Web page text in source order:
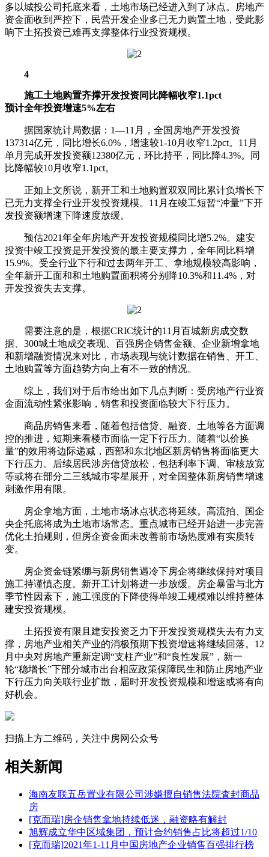
多以城投公司托底来看，土地市场已经进入到了冰点。房地产
资金面收到严控下，民营开发企业多已无力购置土地，受此影
响下土拓投资已难再支撑整体行业投资规模。
4
施工土地购置齐撑开发投资同比降幅收窄1.1pct
预计全年投资增速5%左右
据国家统计局数据：1—11月，全国房地产开发投资
137314亿元，同比增长6.0%，增速较1-10月收窄1.2pct。11月
单月完成开发投资额12380亿元，环比持平，同比降4.3%。同
比降幅较10月收窄1.1pct。
正如上文所说，新开工和土地购置双双同比累计负增长下
已无力支撑全行业开发投资规模。11月在竣工短暂“冲量”下开
发投资额增速下降速度放缓。
预估2021年全年房地产开发投资规模同比增5.2%。建安
投资中竣工投资是开发投资的最主要支撑力，全年同比料增
15.9%。受全行业下行和过去两年开工、拿地规模较高影响，
全年新开工面和和土地购置面积将分别降10.3%和11.4%，对
开发投资失去支撑。
需要注意的是，根据CRIC统计的11月百城新房成交数
据、300城土地成交表现、百强房企销售金额、企业新增拿地
和新增融资情况来对比，市场表现与统计数据在销售、开工、
土地购置等方面趋势方向上有不一致的情况。
综上，我们对于后市给出如下几点判断：受房地产行业资
金面流动性紧张影响，销售和投资面临较大下行压力。
商品房销售来看，随着包括信贷、融资、土地等各方面调
控的推进，短期来看楼市面临一定下行压力。随着“以价换
量”的效用将边际递减，西部和东北地区新房销售将面临更大
下行压力。后续居民涉房信贷放松，包括利率下调、审核放宽
等或将在部分二三线城市零星展开，对全国整体新房销售增速
刺激作用有限。
房企拿地方面，土地市场冰点状态将延续。高流拍、国企
央企托底将成为土地市场常态。重点城市已经开始进一步完善
优化土拍规则，但房企资金面未改善前市场热度难有实质转
变。
房企资金链紧绷与新房销售遇冷下房企将继续保持对项目
施工持谨慎态度。新开工计划将进一步放缓。房企暴雷与北方
季节性因素下，施工强度的下降使得单竣工规模难以维持整体
建安投资规模。
土拓投资有限且建安投资乏力下开发投资规模失去有力支
撑，房地产业相关产业的消极预期下投资增速将继续回落。12
月中央对房地产重新定调“支柱产业”和“良性发展”，新一
轮“稳增长”下部分城市出台相应政策保障民生和防止房地产业
下行压力向关联行业扩散，届时开发投资规模和增速或将有向
好机会。
扫描上方二维码，关注中房网公众号
相关新闻
海南友联五岳置业有限公司涉嫌擅自销售法院査封商品
房
[克而瑞]房企销售拿地持续低迷，融资略有解封
旭辉成立华中区域集团，预计合约销售占比将超过1/10
[克而瑞]2021年1-11月中国房地产企业销售百强排行榜